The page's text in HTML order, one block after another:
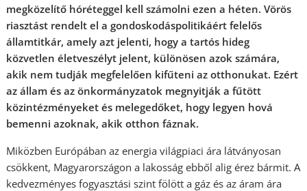
megközelítő hóréteggel kell számolni ezen a héten. Vörös
riasztást rendelt el a gondoskodáspolitikáért felelős
államtitkár, amely azt jelenti, hogy a tartós hideg
közvetlen életveszélyt jelent, különösen azok számára,
akik nem tudják megfelelően kifűteni az otthonukat. Ezért
az állam és az önkormányzatok megnyitják a fűtött
közintézményeket és melegedőket, hogy legyen hová
bemenni azoknak, akik otthon fáznak.
Miközben Európában az energia világpiaci ára látványosan
csökkent, Magyarországon a lakosság ebből alig érez bármit. A
kedvezményes fogyasztási szint fölött a gáz és az áram ára